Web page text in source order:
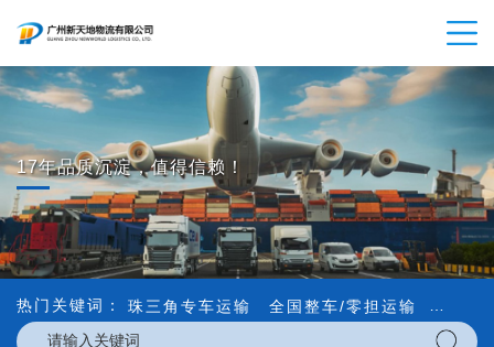
17年品质沉淀，值得信赖！
热门关键词： 珠三角专车运输 全国整车/零担运输 内外贸